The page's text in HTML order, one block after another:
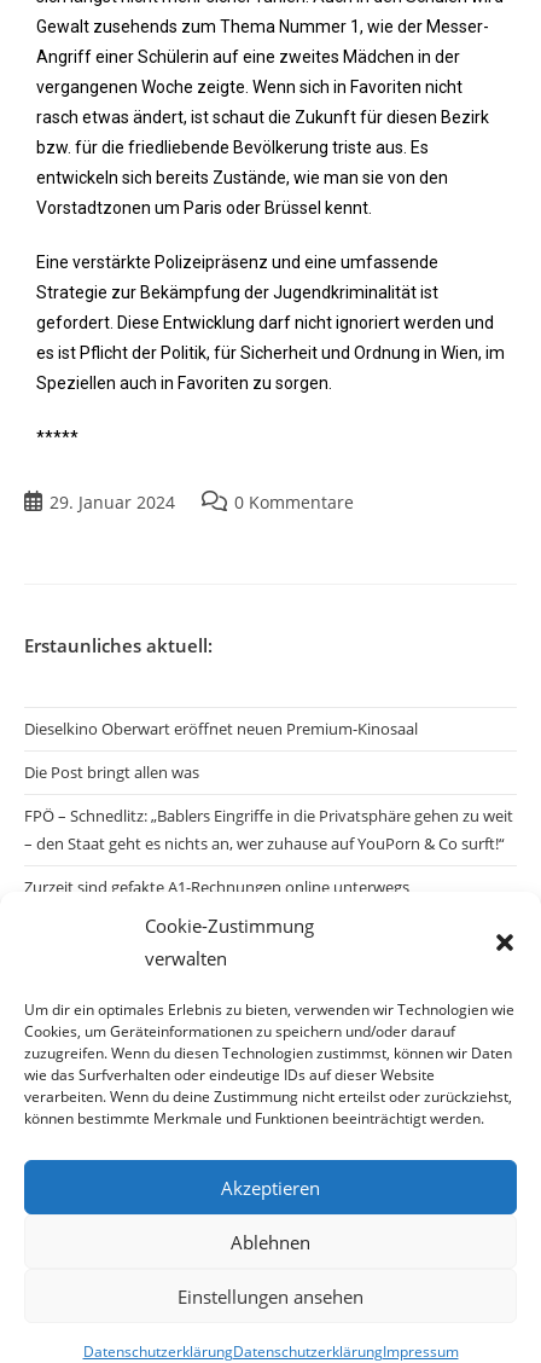
Cookie-Zustimmung
verwalten
Um dir ein optimales Erlebnis zu bieten, verwenden wir Technologien wie
Cookies, um Geräteinformationen zu speichern und/oder darauf
zuzugreifen. Wenn du diesen Technologien zustimmst, können wir Daten
wie das Surfverhalten oder eindeutige IDs auf dieser Website
verarbeiten. Wenn du deine Zustimmung nicht erteilst oder zurückziehst,
können bestimmte Merkmale und Funktionen beeinträchtigt werden.
Akzeptieren
Ablehnen
Einstellungen ansehen
DatenschutzerklärungDatenschutzerklärungImpressum
Gewalt zusehends zum Thema Nummer 1, wie der Messer-
Angriff einer Schülerin auf eine zweites Mädchen in der
vergangenen Woche zeigte. Wenn sich in Favoriten nicht
rasch etwas ändert, ist schaut die Zukunft für diesen Bezirk
bzw. für die friedliebende Bevölkerung triste aus. Es
entwickeln sich bereits Zustände, wie man sie von den
Vorstadtzonen um Paris oder Brüssel kennt.
Eine verstärkte Polizeipräsenz und eine umfassende
Strategie zur Bekämpfung der Jugendkriminalität ist
gefordert. Diese Entwicklung darf nicht ignoriert werden und
es ist Pflicht der Politik, für Sicherheit und Ordnung in Wien, im
Speziellen auch in Favoriten zu sorgen.
*****
29. Januar 2024 0 Kommentare
Erstaunliches aktuell:
Dieselkino Oberwart eröffnet neuen Premium-Kinosaal
Die Post bringt allen was
FPÖ – Schnedlitz: „Bablers Eingriffe in die Privatsphäre gehen zu weit
– den Staat geht es nichts an, wer zuhause auf YouPorn & Co surft!“
Zurzeit sind gefakte A1-Rechnungen online unterwegs
Salzburgs Juden und ihre Sicherheit: „Erst nach einem Anschlag wäre
die Gefahr endlich konkret!“
Biologisches Wunder in Ceuta
Ein vermeintliches Abschiebemärchen
Archiv
© Copyright 2026 · Auch Ihre Information ist uns wichtig! Haben Sie eine
erstaunliche Story: Mailen Sie uns Bitte